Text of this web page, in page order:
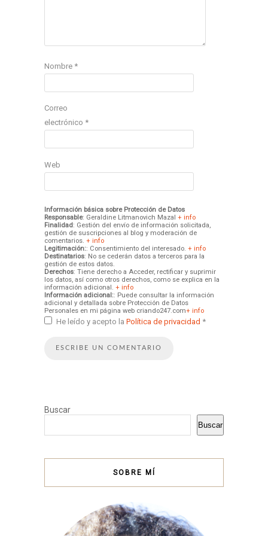
Nombre *
Correo
electrónico *
Web
Información básica sobre Protección de Datos
Responsable: Geraldine Litmanovich Mazal + info
Finalidad: Gestión del envío de información solicitada,
gestión de suscripciones al blog y moderación de
comentarios. + info
Legitimación:: Consentimiento del interesado. + info
Destinatarios: No se cederán datos a terceros para la
gestión de estos datos.
Derechos: Tiene derecho a Acceder, rectificar y suprimir
los datos, así como otros derechos, como se explica en la
información adicional. + info
Información adicional:: Puede consultar la información
adicional y detallada sobre Protección de Datos
Personales en mi página web criando247.com+ info
He leído y acepto la Política de privacidad *
Buscar
Buscar
SOBRE MÍ